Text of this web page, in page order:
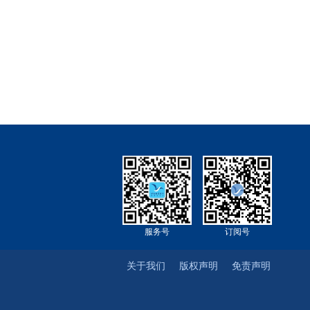
订阅号
服务号
免责声明
版权声明
关于我们